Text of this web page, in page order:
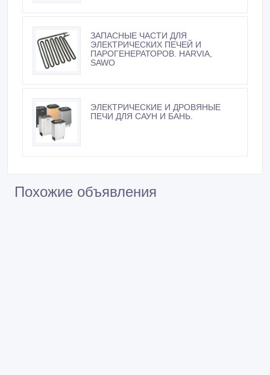
ЗАПАСНЫЕ ЧАСТИ ДЛЯ
ЭЛЕКТРИЧЕСКИХ ПЕЧЕЙ И
ПАРОГЕНЕРАТОРОВ. HARVIA,
SAWO
ЭЛЕКТРИЧЕСКИЕ И ДРОВЯНЫЕ
ПЕЧИ ДЛЯ САУН И БАНЬ.
Похожие объявления